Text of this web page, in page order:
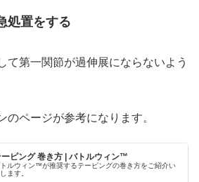
処置をする
て第一関節が過伸展にならないよう
のページが参考になります。
ーピング 巻き方 | バトルウィン™
ルウィン™が推奨するテーピングの巻き方をご紹介い
ます。